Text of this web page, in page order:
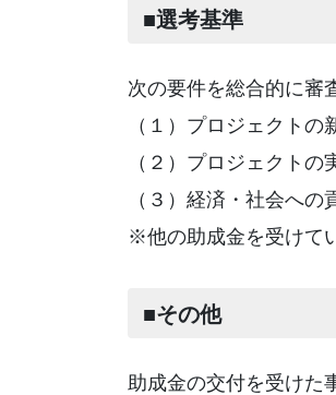
■選考基準
次の要件を総合的に審
（１）プロジェクトの
（２）プロジェクトの
（３）経済・社会への
※他の助成金を受けて
■その他
助成金の交付を受けた